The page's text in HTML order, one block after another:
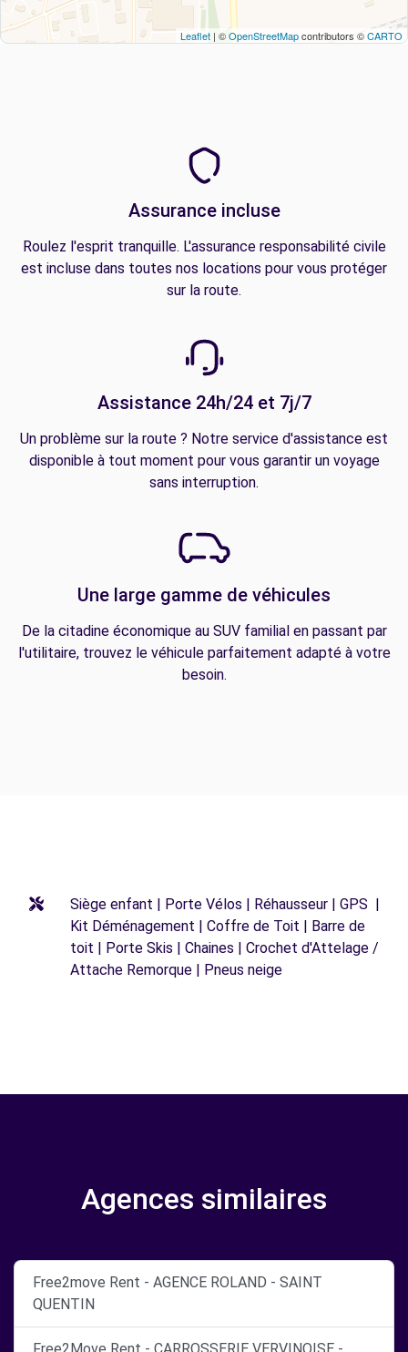
Leaflet | ©OpenStreetMapcontributors ©CARTO
Assurance incluse
Roulez l'esprit tranquille. L'assurance responsabilité civile
est incluse dans toutes nos locations pour vous protéger
sur la route.
Assistance 24h/24 et 7j/7
Un problème sur la route ? Notre service d'assistance est
disponible à tout moment pour vous garantir un voyage
sans interruption.
Une large gamme de véhicules
De la citadine économique au SUV familial en passant par
l'utilitaire, trouvez le véhicule parfaitement adapté à votre
besoin.
Siège enfant | Porte Vélos | Réhausseur | GPS |
Kit Déménagement | Coffre de Toit | Barre de
toit | Porte Skis | Chaines | Crochet d'Attelage /
Attache Remorque | Pneus neige
Agences similaires
Free2move Rent - AGENCE ROLAND - SAINT
QUENTIN